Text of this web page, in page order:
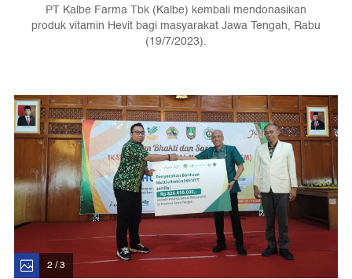
PT Kalbe Farma Tbk (Kalbe) kembali mendonasikan
produk vitamin Hevit bagi masyarakat Jawa Tengah, Rabu
(19/7/2023).
2 / 3